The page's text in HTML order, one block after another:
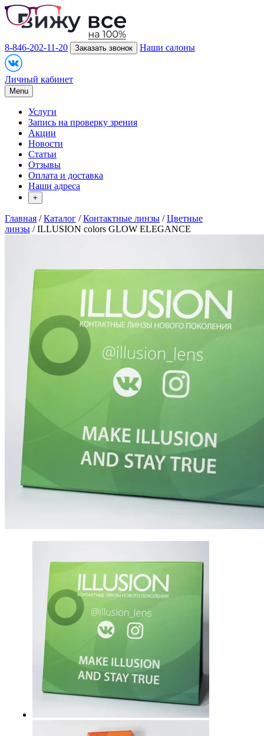
8-846-202-11-20 Заказать звонок Наши салоны
Личный кабинет
Menu
Услуги
Запись на проверку зрения
Акции
Новости
Статьи
Отзывы
Оплата и доставка
Наши адреса
+
Главная /Каталог /Контактные линзы /Цветные
линзы / ILLUSION colors GLOW ELEGANCE